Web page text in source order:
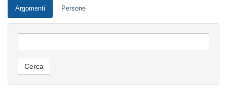
Argomenti Persone